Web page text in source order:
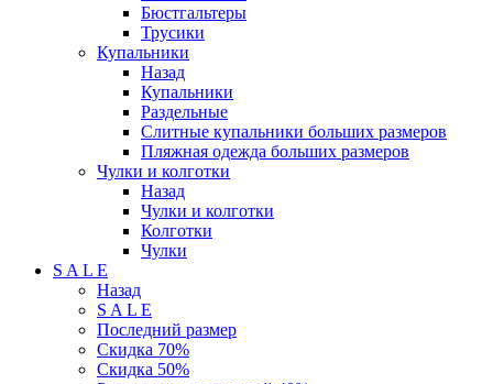
Бюстгальтеры
Трусики
Купальники
Назад
Купальники
Раздельные
Слитные купальники больших размеров
Пляжная одежда больших размеров
Чулки и колготки
Назад
Чулки и колготки
Колготки
Чулки
S A L E
Назад
S A L E
Последний размер
Скидка 70%
Скидка 50%